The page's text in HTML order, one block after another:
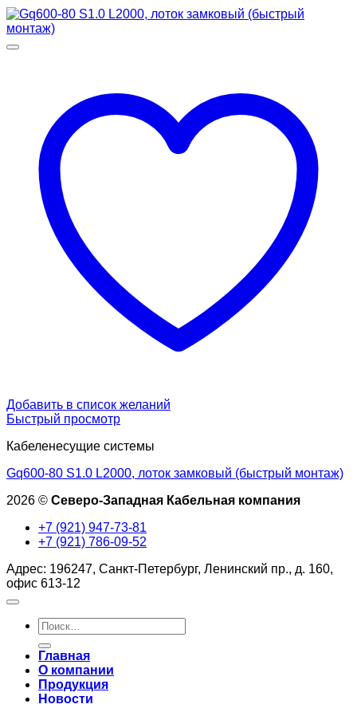
Добавить в список желаний
Быстрый просмотр
Кабеленесущие системы
Gq600-80 S1.0 L2000, лоток замковый (быстрый монтаж)
2026 © Северо-Западная Кабельная компания
+7 (921) 947-73-81
+7 (921) 786-09-52
Адрес: 196247, Санкт-Петербург, Ленинский пр., д. 160,
офис 613-12
Искать:
Главная
О компании
Продукция
Новости